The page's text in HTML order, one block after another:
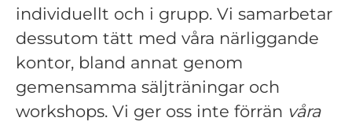
individuellt och i grupp. Vi samarbetar
dessutom tätt med våra närliggande
kontor, bland annat genom
gemensamma säljträningar och
workshops. Vi ger oss inte förrän våra